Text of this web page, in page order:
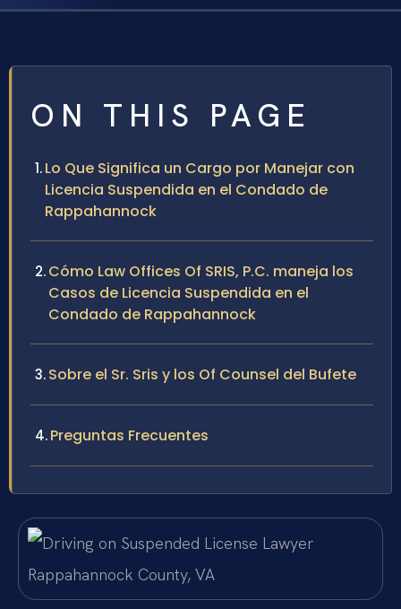
ON THIS PAGE
Lo Que Significa un Cargo por Manejar con
Licencia Suspendida en el Condado de
Rappahannock
Cómo Law Offices Of SRIS, P.C. maneja los
Casos de Licencia Suspendida en el
Condado de Rappahannock
Sobre el Sr. Sris y los Of Counsel del Bufete
Preguntas Frecuentes